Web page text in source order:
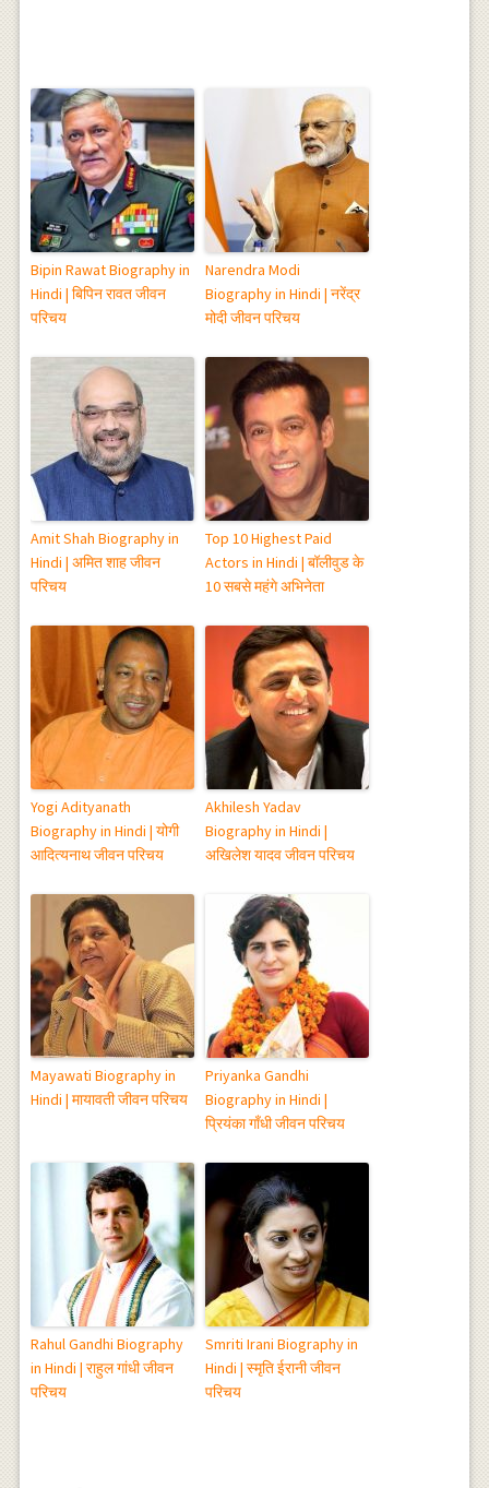
Bipin Rawat Biography in
Hindi | बिपिन रावत जीवन
परिचय
Narendra Modi
Biography in Hindi | नरेंद्र
मोदी जीवन परिचय
Amit Shah Biography in
Hindi | अमित शाह जीवन
परिचय
Top 10 Highest Paid
Actors in Hindi | बॉलीवुड के
10 सबसे महंगे अभिनेता
Yogi Adityanath
Biography in Hindi | योगी
आदित्यनाथ जीवन परिचय
Akhilesh Yadav
Biography in Hindi |
अखिलेश यादव जीवन परिचय
Mayawati Biography in
Hindi | मायावती जीवन परिचय
Priyanka Gandhi
Biography in Hindi |
प्रियंका गाँधी जीवन परिचय
Rahul Gandhi Biography
in Hindi | राहुल गांधी जीवन
परिचय
Smriti Irani Biography in
Hindi | स्मृति ईरानी जीवन
परिचय